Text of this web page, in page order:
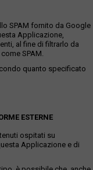
SPAM fornito da Google
Applicazione,
al fine di filtrarlo da
SPAM.
quanto specificato
ESTERNE
ospitati su
Applicazione e di